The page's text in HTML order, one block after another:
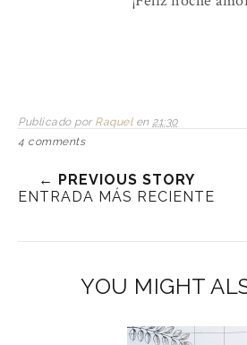
Publicado por Raquel en 21:30
4 comments
← PREVIOUS STORY
ENTRADA MÁS RECIENTE
YOU MIGHT